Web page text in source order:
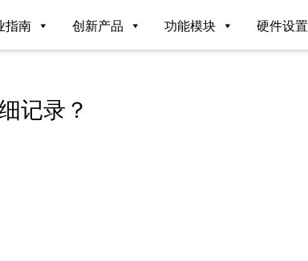
指南 创新产品 功能模块 硬件设置
记录？